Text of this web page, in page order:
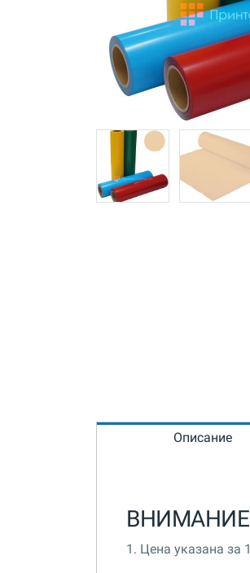
Описание
1. Цена указана за